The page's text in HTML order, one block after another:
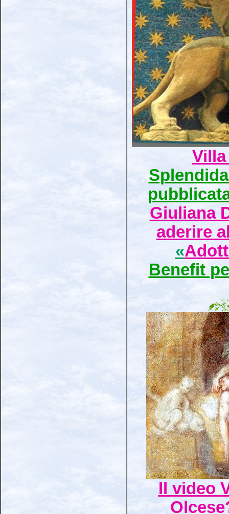
Giuliana
aderire
«
Benefit
Il video